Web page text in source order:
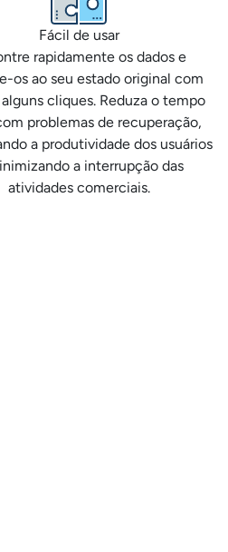
Fácil de usar
rapidamente os dados e
os ao seu estado original com
cliques. Reduza o tempo
problemas de recuperação,
a produtividade dos usuários
a interrupção das
atividades comerciais.